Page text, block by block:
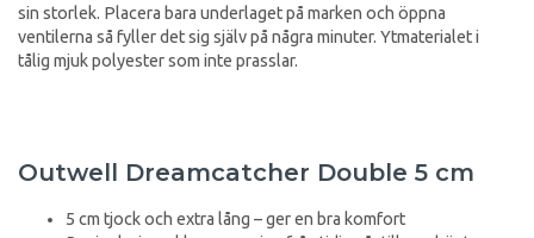
sin storlek. Placera bara underlaget på marken och öppna
ventilerna så fyller det sig själv på några minuter. Ytmaterialet i
tålig mjuk polyester som inte prasslar.
Outwell Dreamcatcher Double 5 cm
5 cm tjock och extra lång – ger en bra komfort